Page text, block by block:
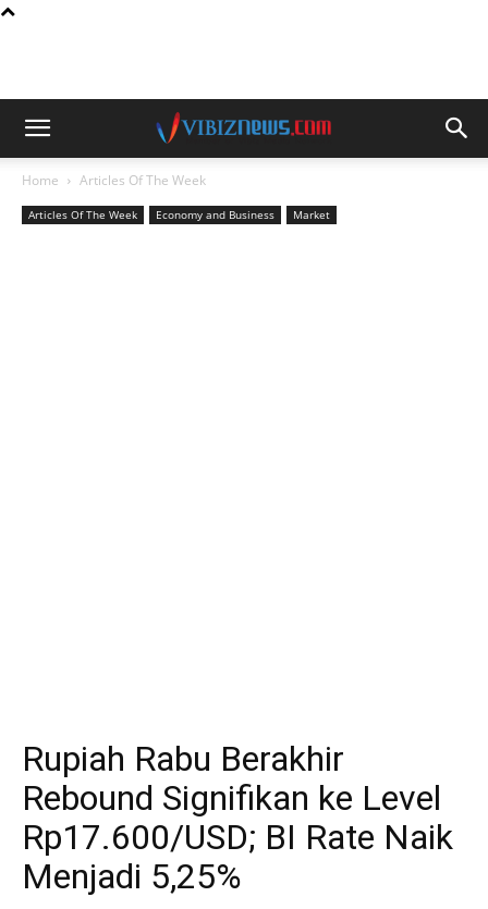
Home Articles Of The Week
Articles Of The Week Economy and Business Market
Rupiah Rabu Berakhir
Rebound Signifikan ke Level
Rp17.600/USD; BI Rate Naik
Menjadi 5,25%